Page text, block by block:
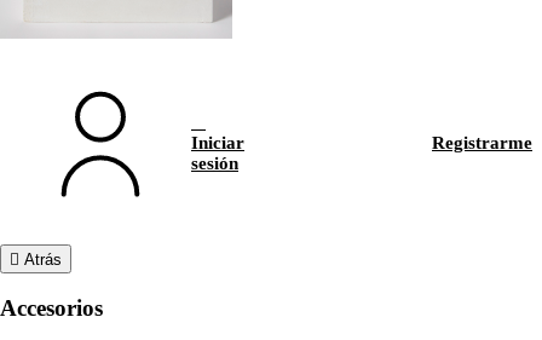
Iniciar
sesión
Registrarme
Atrás
Accesorios